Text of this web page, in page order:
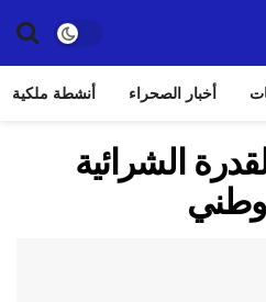
أخبار الصحراء أنشطة ملكية
الشرائية